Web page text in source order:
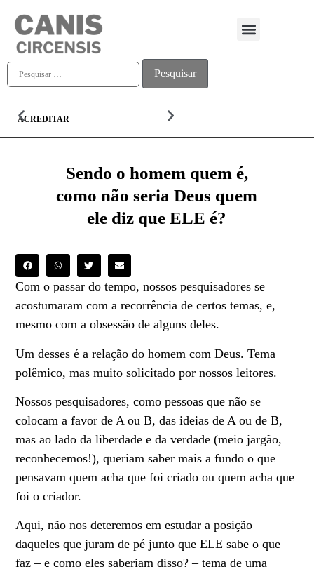
ACREDITAR
Sendo o homem quem é,
como não seria Deus quem
ele diz que ELE é?
Com o passar do tempo, nossos pesquisadores se
acostumaram com a recorrência de certos temas, e,
mesmo com a obsessão de alguns deles.
Um desses é a relação do homem com Deus. Tema
polêmico, mas muito solicitado por nossos leitores.
Nossos pesquisadores, como pessoas que não se
colocam a favor de A ou B, das ideias de A ou de B,
mas ao lado da liberdade e da verdade (meio jargão,
reconhecemos!), queriam saber mais a fundo o que
pensavam quem acha que foi criado ou quem acha que
foi o criador.
Aqui, não nos deteremos em estudar a posição
daqueles que juram de pé junto que ELE sabe o que
faz – e como eles saberiam disso? – tema de uma